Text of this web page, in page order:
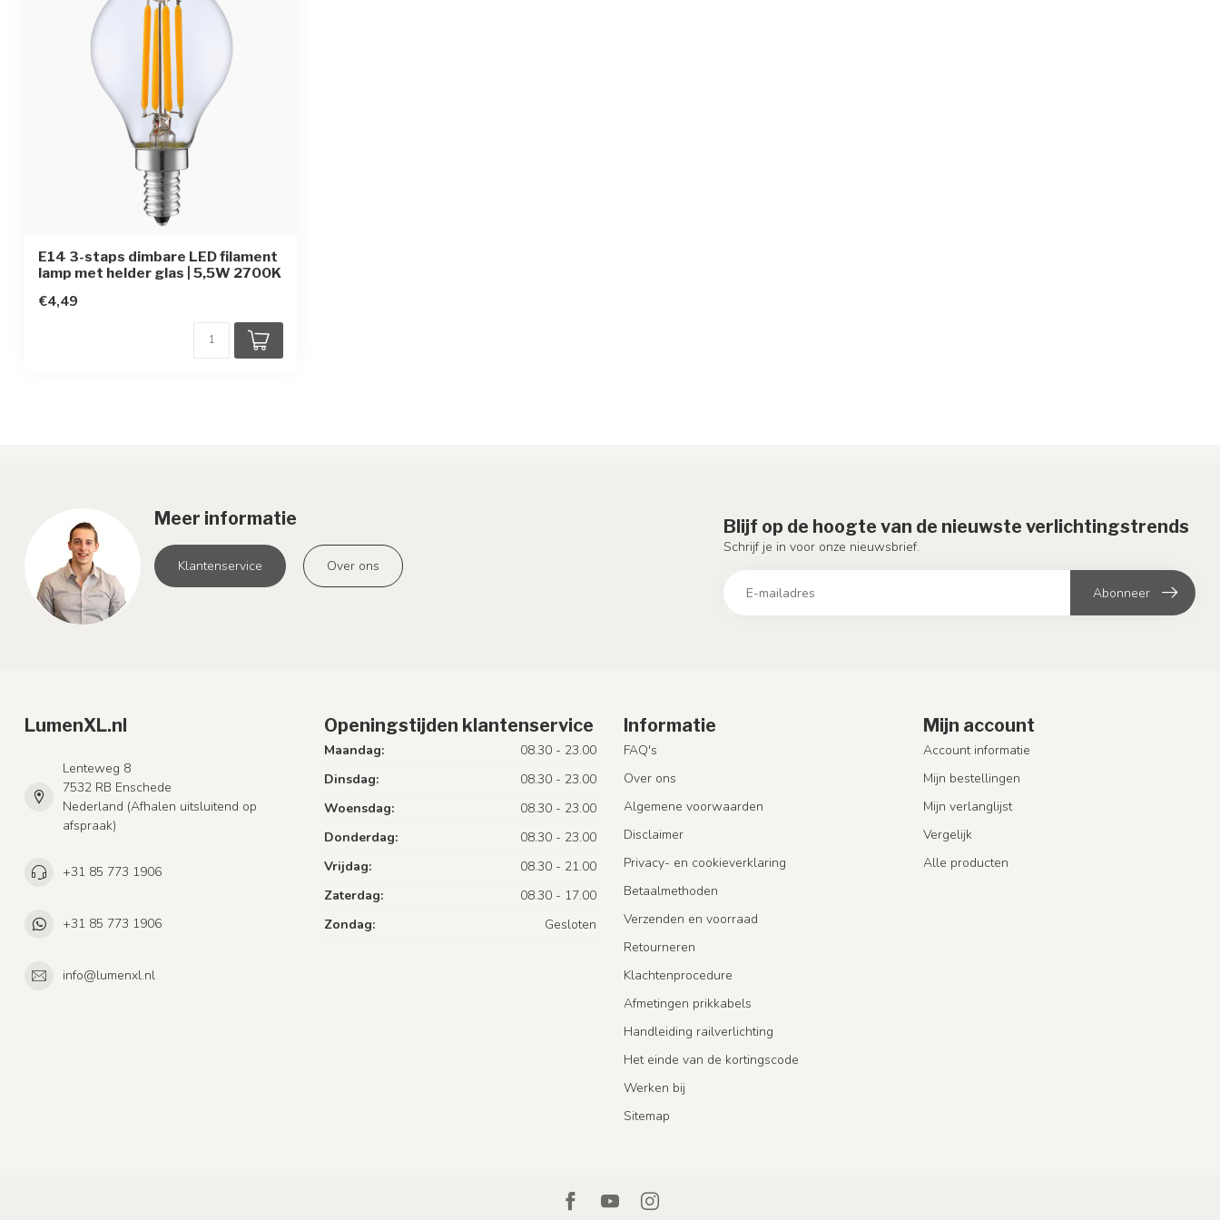
Beschermingsgraad
E14 3-staps dimbare LED filament
lamp met helder glas | 5,5W 2700K
€4,49
Meer informatie
Klantenservice Over ons
Blijf op de hoogte van de nieuwste verlichtingstrends
Schrijf je in voor onze nieuwsbrief.
Abonneer
LumenXL.nl
Lenteweg 8
7532 RB Enschede
Nederland (Afhalen uitsluitend op
afspraak)
+31 85 773 1906
+31 85 773 1906
info@lumenxl.nl
Openingstijden klantenservice
Maandag:
08.30 - 23.00
Dinsdag:
08.30 - 23.00
Woensdag:
08.30 - 23.00
Donderdag:
08.30 - 23.00
Vrijdag:
08.30 - 21.00
Zaterdag:
08.30 - 17.00
Zondag:
Gesloten
Informatie
FAQ's
Over ons
Algemene voorwaarden
Disclaimer
Privacy- en cookieverklaring
Betaalmethoden
Verzenden en voorraad
Retourneren
Klachtenprocedure
Afmetingen prikkabels
Handleiding railverlichting
Het einde van de kortingscode
Werken bij
Sitemap
Mijn account
Account informatie
Mijn bestellingen
Mijn verlanglijst
Vergelijk
Alle producten